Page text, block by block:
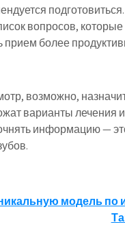
вопросов,
прием более
возможно,
варианты лечения
информацию —
модель